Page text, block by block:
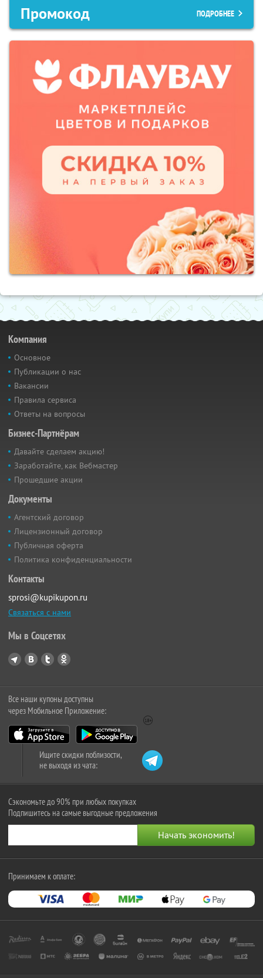
Промокод ПОДРОБНЕЕ
Компания
Основное
Публикации о нас
Вакансии
Правила сервиса
Ответы на вопросы
Бизнес-Партнёрам
Давайте сделаем акцию!
Заработайте, как Вебмастер
Прошедшие акции
Документы
Агентский договор
Лицензионный договор
Публичная оферта
Политика конфиденциальности
Контакты
sprosi@kupikupon.ru
Связаться с нами
Мы в Соцсетях
Все наши купоны доступны
через Мобильное Приложение:
Ищите скидки поблизости,
не выходя из чата:
Сэкономьте до 90% при любых покупках
Подпишитесь на самые выгодные предложения
Принимаем к оплате: